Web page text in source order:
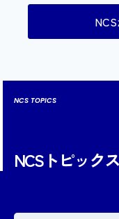
NCS TOPICS
NCSトピックス